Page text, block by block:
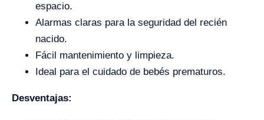
espacio.
Alarmas claras para la seguridad del recién
nacido.
Fácil mantenimiento y limpieza.
Ideal para el cuidado de bebés prematuros.
Desventajas: